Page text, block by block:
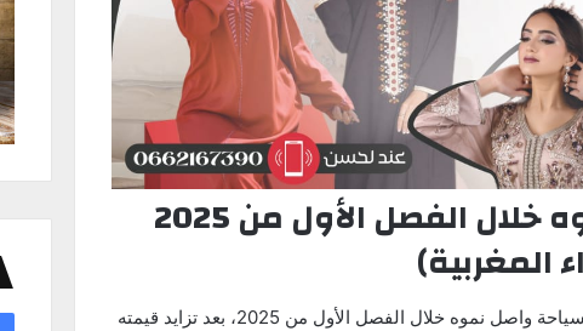
قطاع السياحة يواصل نموه خلال الفصل الأول من 2025
المغربية)
أفادت مديرية الدراسات والتوقعات المالية أن قطاع السياحة واصل نموه خلال الفصل الأول من 2025، بعد تزايد قيمته